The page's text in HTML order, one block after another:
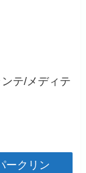
テ/メディテ
ークリン